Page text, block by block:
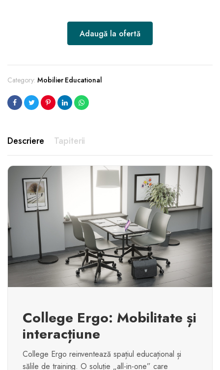
Adaugă la ofertă
Category: Mobilier Educational
Tapiterii
Descriere
College Ergo: Mobilitate și
interacțiune
College Ergo reinventează spațiul educațional și
sălile de training. O soluție „all-in-one” care